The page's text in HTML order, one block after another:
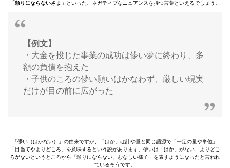
「頼りにならないさま」
といった、ネガティブなニュアンスを持つ言葉といえるでしょう。
【例文】
・大金を投じた事業の成功は儚い夢に終わり、多
額の負債を抱えた
・子供のころの儚い願いはかなわず、厳しい現実
だけが目の前に広がった
「儚い（はかない）」の由来ですが、「はか」は計や量と同じ語源で「一定の量や単位」
「目当てやよりどころ」を意味するという説があります。儚いは「はか」がない、よりどこ
ろがないというところから「頼りにならない、むなしい様子」を表すようになったと言われ
ているそうです。